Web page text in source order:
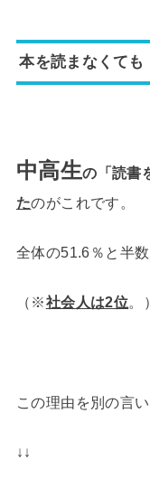
本を読まなくても
中高生の「読書
たのがこれです。
全体の51.6％と半
（※社会人は2位。）
この理由を別の言
↓↓